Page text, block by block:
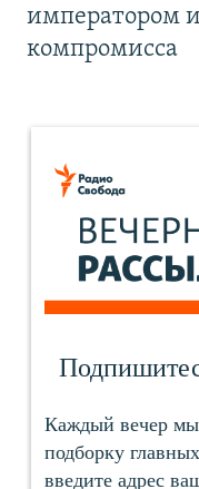
императором
компромисса